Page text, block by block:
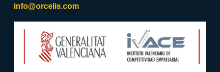
info@orcelis.com